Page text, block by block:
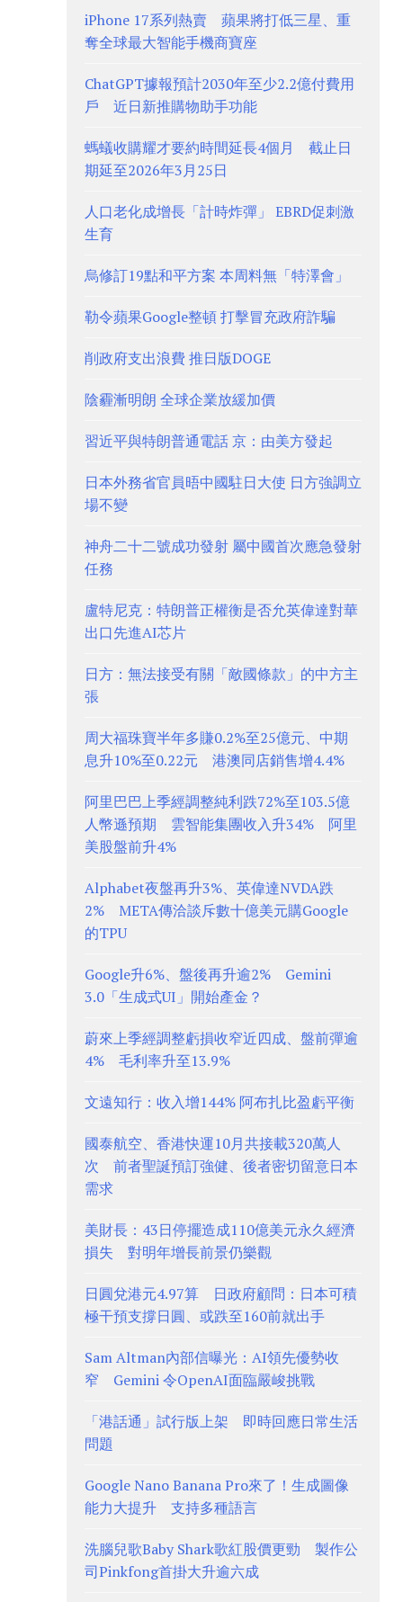
iPhone 17系列熱賣 蘋果將打低三星、重
奪全球最大智能手機商寶座
ChatGPT據報預計2030年至少2.2億付費用
戶 近日新推購物助手功能
螞蟻收購耀才要約時間延長4個月 截止日
期延至2026年3月25日
人口老化成增長「計時炸彈」 EBRD促刺激
生育
烏修訂19點和平方案 本周料無「特澤會」
勒令蘋果Google整頓 打擊冒充政府詐騙
削政府支出浪費 推日版DOGE
陰霾漸明朗 全球企業放緩加價
習近平與特朗普通電話 京：由美方發起
日本外務省官員晤中國駐日大使 日方強調立
場不變
神舟二十二號成功發射 屬中國首次應急發射
任務
盧特尼克：特朗普正權衡是否允英偉達對華
出口先進AI芯片
日方：無法接受有關「敵國條款」的中方主
張
周大福珠寶半年多賺0.2%至25億元、中期
息升10%至0.22元 港澳同店銷售增4.4%
阿里巴巴上季經調整純利跌72%至103.5億
人幣遜預期 雲智能集團收入升34% 阿里
美股盤前升4%
Alphabet夜盤再升3%、英偉達NVDA跌
2% META傳洽談斥數十億美元購Google
的TPU
Google升6%、盤後再升逾2% Gemini
3.0「生成式UI」開始產金？
蔚來上季經調整虧損收窄近四成、盤前彈逾
4% 毛利率升至13.9%
文遠知行：收入增144% 阿布扎比盈虧平衡
國泰航空、香港快運10月共接載320萬人
次 前者聖誕預訂強健、後者密切留意日本
需求
美財長：43日停擺造成110億美元永久經濟
損失 對明年增長前景仍樂觀
日圓兌港元4.97算 日政府顧問：日本可積
極干預支撐日圓、或跌至160前就出手
Sam Altman內部信曝光：AI領先優勢收
窄 Gemini 令OpenAI面臨嚴峻挑戰
「港話通」試行版上架 即時回應日常生活
問題
Google Nano Banana Pro來了！生成圖像
能力大提升 支持多種語言
洗腦兒歌Baby Shark歌紅股價更勁 製作公
司Pinkfong首掛大升逾六成